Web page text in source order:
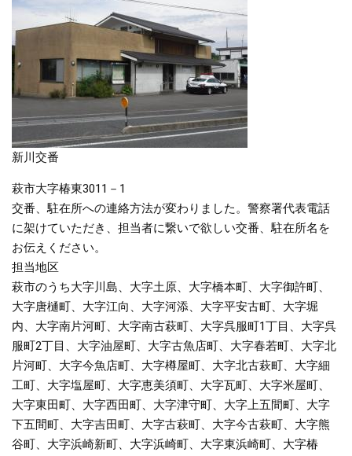
新川交番
萩市大字椿東3011－1
交番、駐在所への連絡方法が変わりました。警察署代表電話
に架けていただき、担当者に繋いで欲しい交番、駐在所名を
お伝えください。
担当地区
萩市のうち大字川島、大字土原、大字橋本町、大字御許町、
大字唐樋町、大字江向、大字河添、大字平安古町、大字堀
内、大字南片河町、大字南古萩町、大字呉服町1丁目、大字呉
服町2丁目、大字油屋町、大字古魚店町、大字春若町、大字北
片河町、大字今魚店町、大字樽屋町、大字北古萩町、大字細
工町、大字塩屋町、大字恵美須町、大字瓦町、大字米屋町、
大字東田町、大字西田町、大字津守町、大字上五間町、大字
下五間町、大字吉田町、大字古萩町、大字今古萩町、大字熊
谷町、大字浜崎新町、大字浜崎町、大字東浜崎町、大字椿